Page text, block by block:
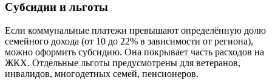
Субсидии и льготы
Если коммунальные платежи превышают определённую долю
семейного дохода (от 10 до 22% в зависимости от региона),
можно оформить субсидию. Она покрывает часть расходов на
ЖКХ. Отдельные льготы предусмотрены для ветеранов,
инвалидов, многодетных семей, пенсионеров.